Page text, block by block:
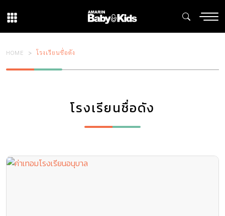
HOME โรงเรียนชื่อดัง
โรงเรียนชื่อดัง